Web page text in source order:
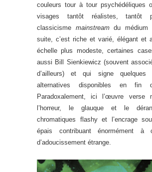
couleurs tour à tour psychédéliques
visages tantôt réalistes, tantôt
classicisme mainstreamdu médium
suite, c’est riche et varié, élégant et
échelle plus modeste, certaines
aussi Bill Sienkiewicz (souvent
d’ailleurs) et qui signe quelques
alternatives disponibles en fin
Paradoxalement, ici l’œuvre verse
l’horreur, le glauque et le
chromatiques flashy et l’encrage
épais contribuant énormément à
d’adoucissement étrange.